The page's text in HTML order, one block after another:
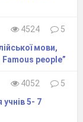
4524
5
мови,
people”
4052
5
5- 7